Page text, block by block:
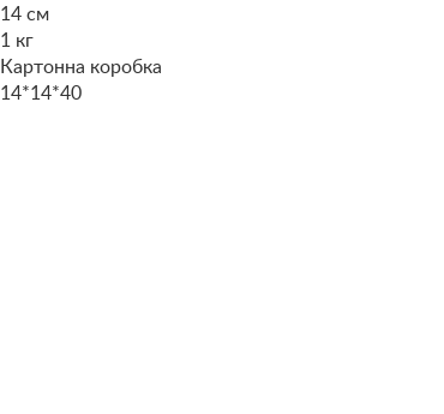
14 см
1 кг
Картонна коробка
14*14*40